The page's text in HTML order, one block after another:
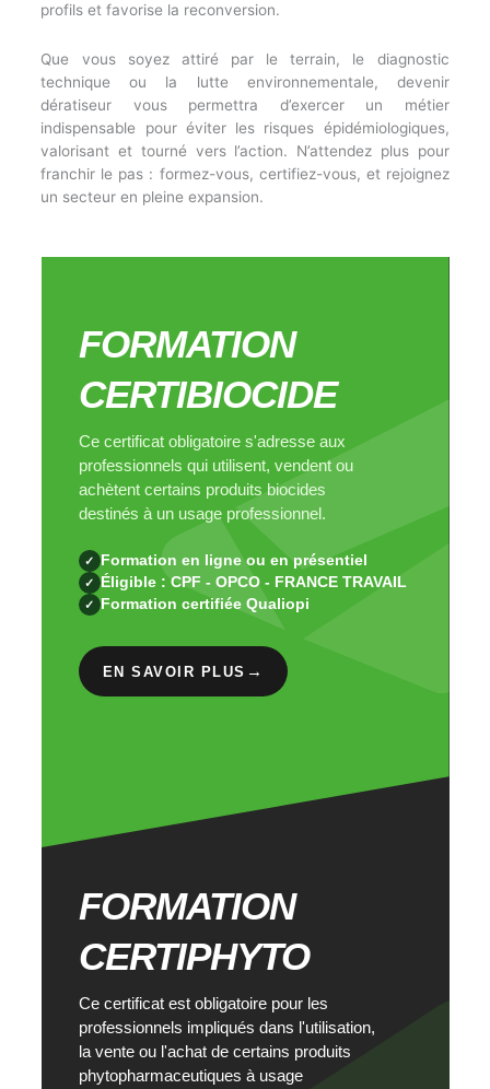
profils et favorise la reconversion.
Que vous soyez attiré par le terrain, le diagnostic
technique ou la lutte environnementale, devenir
dératiseur vous permettra d’exercer un métier
indispensable pour éviter les risques épidémiologiques,
valorisant et tourné vers l’action. N’attendez plus pour
franchir le pas : formez-vous, certifiez-vous, et rejoignez
un secteur en pleine expansion.
FORMATION
CERTIBIOCIDE
Ce certificat obligatoire s'adresse aux
professionnels qui utilisent, vendent ou
achètent certains produits biocides
destinés à un usage professionnel.
✓ Formation en ligne ou en présentiel
✓ Éligible : CPF - OPCO - FRANCE TRAVAIL
✓ Formation certifiée Qualiopi
EN SAVOIR PLUS →
FORMATION
CERTIPHYTO
Ce certificat est obligatoire pour les
professionnels impliqués dans l'utilisation,
la vente ou l'achat de certains produits
phytopharmaceutiques à usage